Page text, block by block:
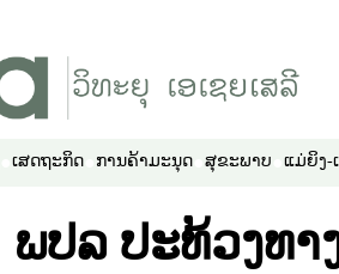
ເສດຖະກິດ ການຄ້າມະນຸດ ສຸຂະພາບ ແມ່ຍິງ-
ພປລ ປະທ້ວງທາ